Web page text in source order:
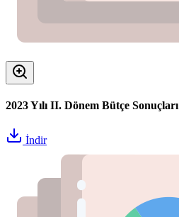
2023 Yılı II. Dönem Bütçe Sonuçları
İndir